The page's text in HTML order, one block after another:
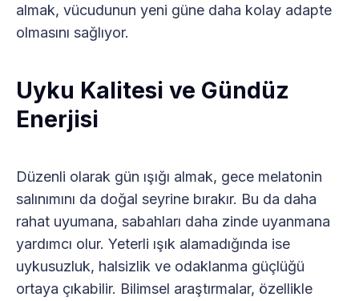
almak, vücudunun yeni güne daha kolay adapte
olmasını sağlıyor.
Uyku Kalitesi ve Gündüz
Enerjisi
Düzenli olarak gün ışığı almak, gece melatonin
salınımını da doğal seyrine bırakır. Bu da daha
rahat uyumana, sabahları daha zinde uyanmana
yardımcı olur. Yeterli ışık alamadığında ise
uykusuzluk, halsizlik ve odaklanma güçlüğü
ortaya çıkabilir. Bilimsel araştırmalar, özellikle